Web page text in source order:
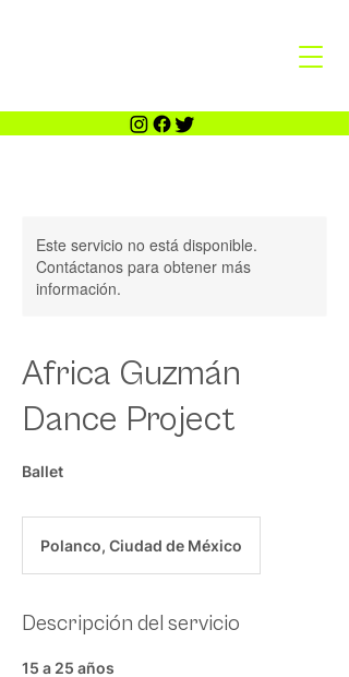
Este servicio no está disponible.
Contáctanos para obtener más
información.
Africa Guzmán
Dance Project
Ballet
Polanco, Ciudad de México
Descripción del servicio
15 a 25 años